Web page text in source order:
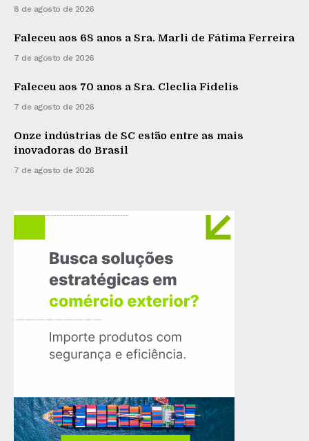
8 de agosto de 2026
Faleceu aos 68 anos a Sra. Marli de Fátima Ferreira
7 de agosto de 2026
Faleceu aos 70 anos a Sra. Cleclia Fidelis
7 de agosto de 2026
Onze indústrias de SC estão entre as mais
inovadoras do Brasil
7 de agosto de 2026